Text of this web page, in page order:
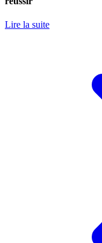
Lire la suite